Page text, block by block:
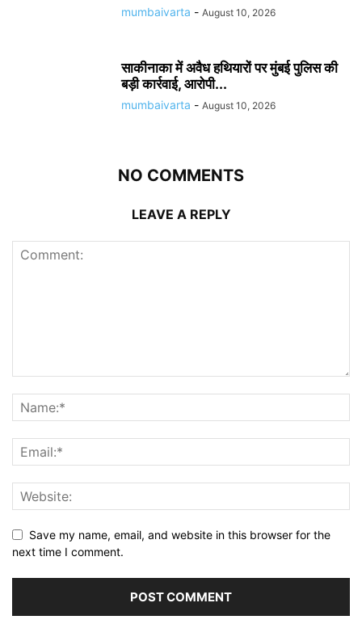
mumbaivarta - August 10, 2026
साकीनाका में अवैध हथियारों पर मुंबई पुलिस की
बड़ी कार्रवाई, आरोपी...
mumbaivarta - August 10, 2026
NO COMMENTS
LEAVE A REPLY
Save my name, email, and website in this browser for the
next time I comment.